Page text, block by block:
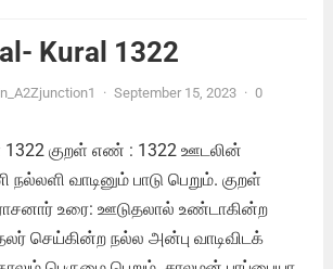
Kural 1322
· September 15, 2023 · 0
1322 குறள் எண் : 1322 ஊடலின்
நல்லளி வாடினும் பாடு பெறும். குறள்
உரை: ஊடுதலால் உண்டாகின்ற
செய்கின்ற நல்ல அன்பு வாடிவிடக்